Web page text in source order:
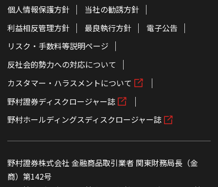
個人情報保護方針
当社の勧誘方針
利益相反管理方針
最良執行方針
電子公告
リスク・手数料等説明ページ
反社会的勢力への対応について
カスタマー・ハラスメントについて
野村證券ディスクロージャー誌
野村ホールディングスディスクロージャー誌
野村證券株式会社 金融商品取引業者 関東財務局長（金
商）第142号